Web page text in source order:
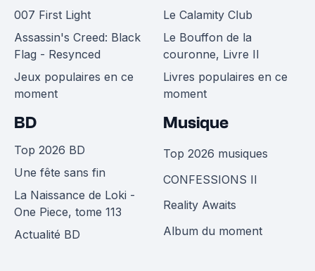
007 First Light
Assassin's Creed: Black
Flag - Resynced
Jeux populaires en ce
moment
Le Calamity Club
Le Bouffon de la
couronne, Livre II
Livres populaires en ce
moment
BD
Top 2026 BD
Une fête sans fin
La Naissance de Loki -
One Piece, tome 113
Actualité BD
Musique
Top 2026 musiques
CONFESSIONS II
Reality Awaits
Album du moment